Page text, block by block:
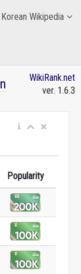
Korean Wikipedia
WikiRank.net
ver. 1.6.3
Popularity